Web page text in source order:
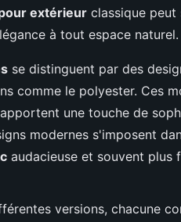
extérieur classique
à tout espace naturel.
se distinguent par des
comme le polyester. Ces
une touche de
modernes s'imposent
audacieuse et souvent plus
versions, chacune